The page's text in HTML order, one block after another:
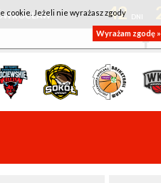
42
cookie. Jeżeli nie wyrażasz zgody
Wyrażam zgodę »